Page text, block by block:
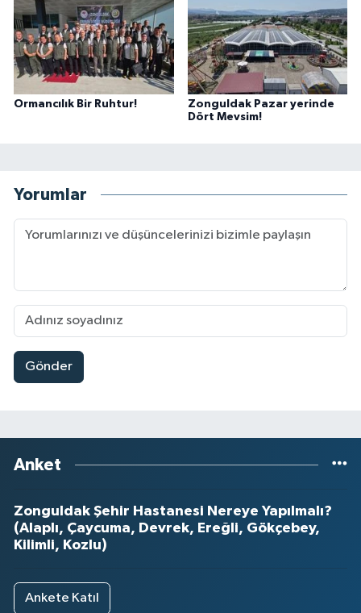
Ormancılık Bir Ruhtur!
Zonguldak Pazar yerinde
Dört Mevsim!
Yorumlar
Gönder
Anket
Zonguldak Şehir Hastanesi Nereye Yapılmalı?
(Alaplı, Çaycuma, Devrek, Ereğli, Gökçebey,
Kilimli, Kozlu)
Ankete Katıl